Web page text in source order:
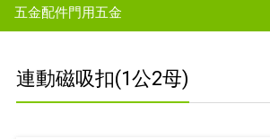
五金配件門用五金
連動磁吸扣(1公2母)